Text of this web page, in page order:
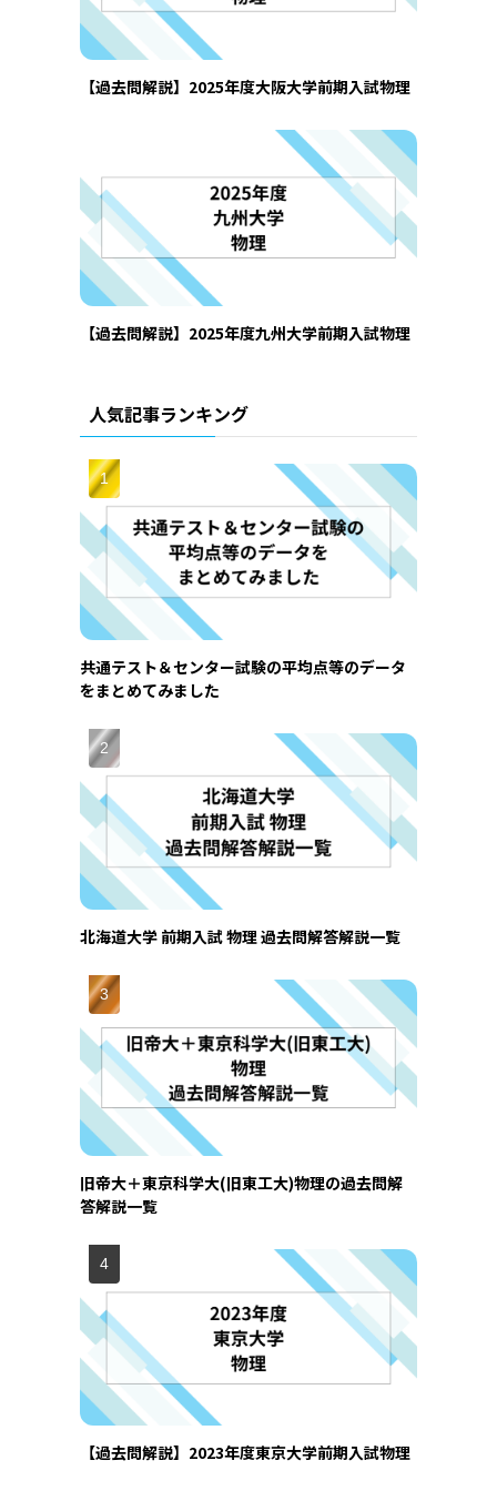
【過去問解説】2025年度大阪大学前期入試物理
【過去問解説】2025年度九州大学前期入試物理
人気記事ランキング
共通テスト＆センター試験の平均点等のデータ
をまとめてみました
北海道大学 前期入試 物理 過去問解答解説一覧
旧帝大＋東京科学大(旧東工大)物理の過去問解
答解説一覧
【過去問解説】2023年度東京大学前期入試物理